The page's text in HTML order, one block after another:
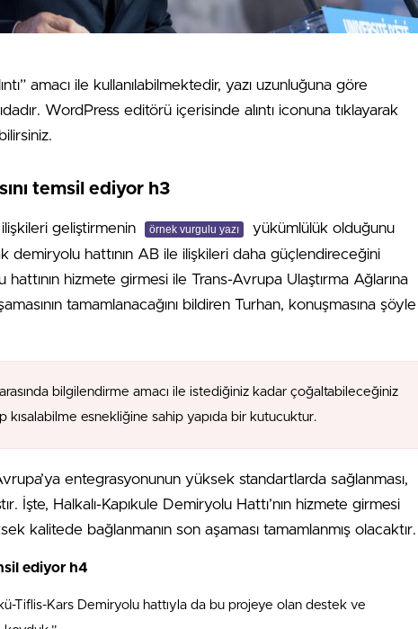
amacı ile kullanılabilmektedir, yazı uzunluğuna göre
WordPress editörü içerisinde alıntı iconuna tıklayarak
temsil ediyor h3
geliştirmenin örnek vurgulu yazı
yükümlülük olduğunu
demiryolu hattının AB ile ilişkileri daha güçlendireceğini
hattının hizmete girmesi ile Trans-Avrupa Ulaştırma Ağlarına
tamamlanacağını bildiren Turhan, konuşmasına şöyle
bilgilendirme amacı ile istediğiniz kadar çoğaltabileceğiniz
kısalabilme esnekliğine sahip yapıda bir kutucuktur.
entegrasyonunun yüksek standartlarda sağlanması,
İşte, Halkalı-Kapıkule Demiryolu Hattı’nın hizmete girmesi
kalitede bağlanmanın son aşaması tamamlanmış olacaktır.
ediyor h4
Tiflis-Kars Demiryolu hattıyla da bu projeye olan destek ve